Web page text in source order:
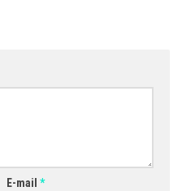
E-mail *